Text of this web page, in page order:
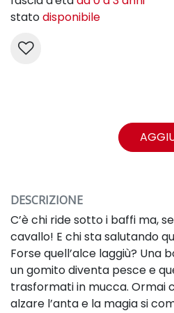
statodisponibile
DESCRIZIONE
C’è chi ride sotto i baffi ma,
cavallo! E chi sta salutando
Forsequell’alce laggiù? Una
un gomitodiventa pesce e
trasformatiin mucca. Ormai
alzare l’anta e la magia si